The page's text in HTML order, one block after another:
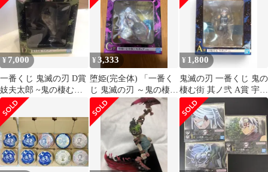
其ノ弐」 G賞
¥7,000
一番くじ 鬼滅の刃 D賞
妓夫太郎 ~鬼の棲む街~
フィギュア 未開封
⓺
¥3,333
堕姫(完全体) 「一番く
じ 鬼滅の刃 ～鬼の棲む
街～ 其ノ弐」 C賞 フィ
ギュア
¥ 1,800
鬼滅の刃 一番くじ 鬼の
棲む街 其ノ弐 A賞 宇髄
天元 フィギュア 内袋未
開封